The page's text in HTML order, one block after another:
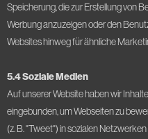
Speicherung, die zur Erstellung von
Werbung anzuzeigen oder den
Websites hinweg für ähnliche
5.4 Soziale Medien
Auf unserer Website haben wir
eingebunden, um Webseiten zu
(z. B. "Tweet") in sozialen